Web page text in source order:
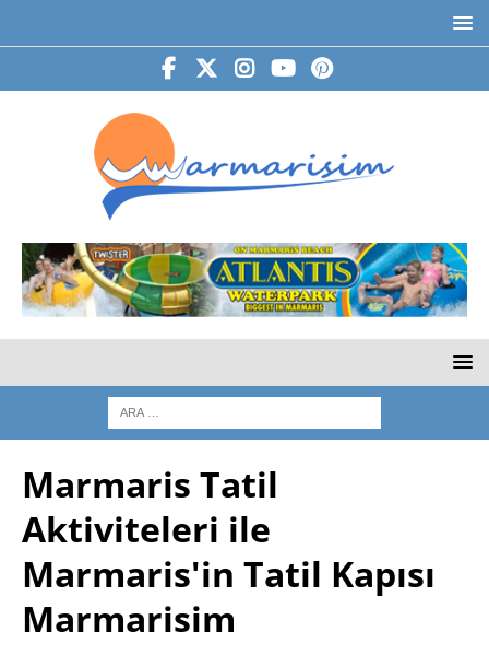
Marmaris Tatil
Aktiviteleri ile
Marmaris'in Tatil Kapısı
Marmarisim